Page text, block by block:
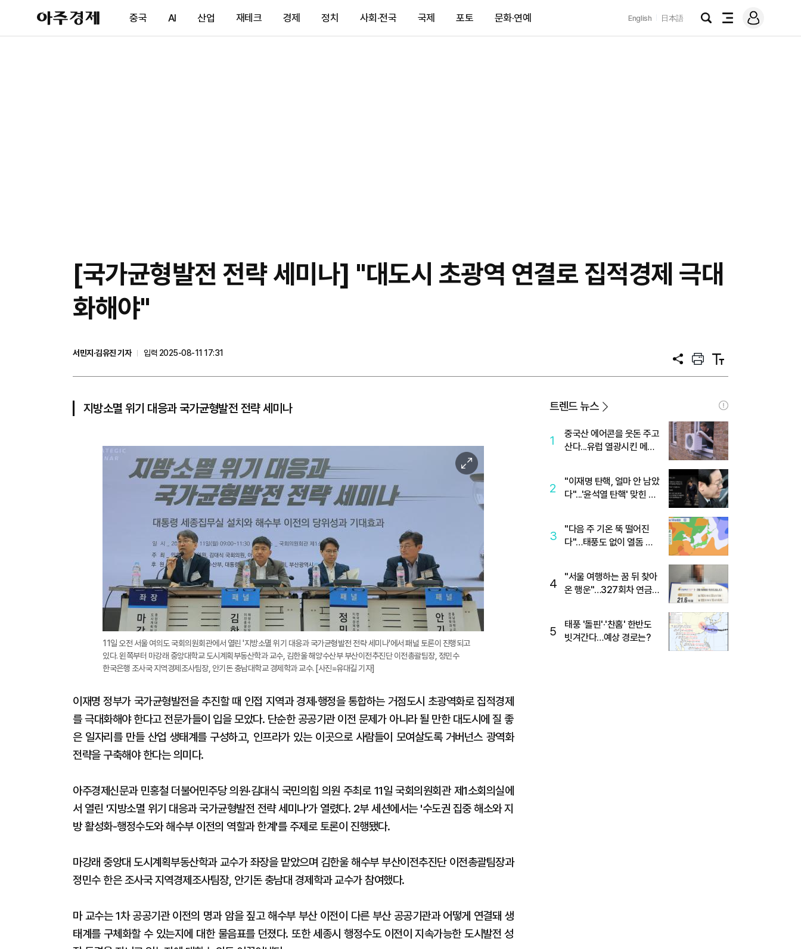
아
주
제
중국 AI 산업 재테크 경제 정치 사회·전국 국제 포토 문화·연예 English 日本語
검
전
메
그
[국가균형발전 전략 세미나] "대도시 초광역 연결로 집적경제 극대
화해야"
서민지·김유진 기자
입력 2025-08-11 17:31
공
프
트
텍
트
지방소멸 위기 대응과 국가균형발전 전략 세미나
이
미
11일 오전 서울 여의도 국회의원회관에서 열린 '지방소멸 위기 대응과 국가균형발전 전략 세미나'에서 패널 토론이 진행되고
있다. 왼쪽부터 마강래 중앙대학교 도시계획부동산학과 교수, 김한울 해양수산부 부산이전추진단 이전총괄팀장, 정민수
한국은행 조사국 지역경제조사팀장, 안기돈 충남대학교 경제학과 교수. [사진=유대길 기자]
이재명 정부가 국가균형발전을 추진할 때 인접 지역과 경제·행정을 통합하는 거점도시 초광역화로 집적경제
를 극대화해야 한다고 전문가들이 입을 모았다. 단순한 공공기관 이전 문제가 아니라 될 만한 대도시에 질 좋
은 일자리를 만들 산업 생태계를 구성하고, 인프라가 있는 이곳으로 사람들이 모여살도록 거버넌스 광역화
전략을 구축해야 한다는 의미다.
아주경제신문과 민홍철 더불어민주당 의원·김대식 국민의힘 의원 주최로 11일 국회의원회관 제1소회의실에
서 열린 '지방소멸 위기 대응과 국가균형발전 전략 세미나'가 열렸다. 2부 세션에서는 '수도권 집중 해소와 지
방 활성화-행정수도와 해수부 이전의 역할과 한계'를 주제로 토론이 진행됐다.
마강래 중앙대 도시계획부동산학과 교수가 좌장을 맡았으며 김한울 해수부 부산이전추진단 이전총괄팀장과
정민수 한은 조사국 지역경제조사팀장, 안기돈 충남대 경제학과 교수가 참여했다.
마 교수는 1차 공공기관 이전의 명과 암을 짚고 해수부 부산 이전이 다른 부산 공공기관과 어떻게 연결돼 생
태계를 구체화할 수 있는지에 대한 물음표를 던졌다. 또한 세종시 행정수도 이전이 지속가능한 도시발전 성
트렌드 뉴스
1
중국산 에어콘을 웃돈 주고
산다...유럽 열광시킨 메이
2
"이재명 탄핵, 얼마 안 남았
다"...'윤석열 탄핵' 맞힌 무
3
"다음 주 기온 뚝 떨어진
다"…태풍도 없이 열돔 박
4
"서울 여행하는 꿈 뒤 찾아
온 행운"…327회차 연금
5
태풍 '돌핀'·'찬홈' 한반도
빗겨간다…예상 경로는?